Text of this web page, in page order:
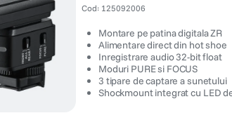
Cod: 125092006
Montare pe patina digitala ZR
Alimentare direct din hot shoe
Inregistrare audio 32-bit float
Moduri PURE si FOCUS
3 tipare de captare a sunetului
Shockmount integrat cu LED